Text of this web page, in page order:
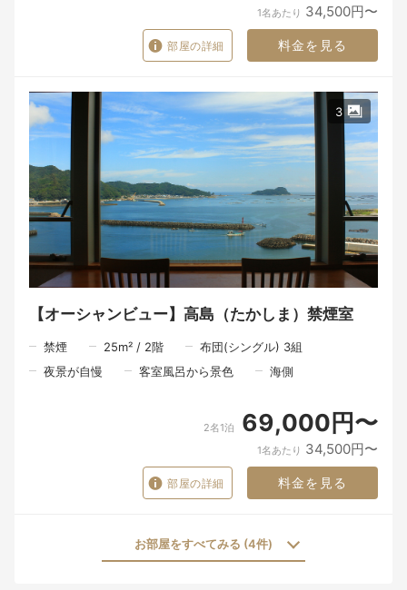
一皿の料理が生まれるまでには、たくさんの人の手と想いが込め
の会話、窓の向こうに広がる景色。
そのすべてが重なったとき、食事はただの時間ではなく、旅の大
切な思い出になるのだと私たちは考えています。
朝食は、朝の海を眺めながら、北浦の恵みを感じていただく時間
です。
慌ただしい日常から少し離れ、ゆっくりと流れる朝のひととき。
ここで迎える朝が、旅の記憶の一つとなりますように。
※お食事は皆様同じ時間でのご案内となります。
一品一品を丁寧に仕上げ、心を込めてお届けするため、ご理解い
ただけますと幸いです。
1名あたり 34,500円〜
部屋の詳細 料金を見る
3
【オーシャンビュー】高島（たかしま）禁煙室
禁煙 25m² / 2階
布団(シングル) 3組
夜景が自慢
客室風呂から景色 海側
2名1泊 69,000円〜
1名あたり 34,500円〜
部屋の詳細 料金を見る
お部屋をすべてみる (4件)